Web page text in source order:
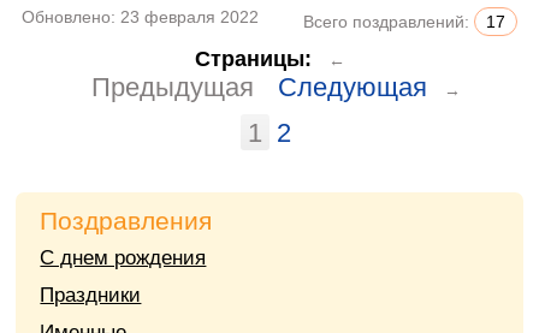
Обновлено: 23 февраля 2022 Всего поздравлений: 17
Страницы: ←
Предыдущая Следующая →
1 2
Поздравления
С днем рождения
Праздники